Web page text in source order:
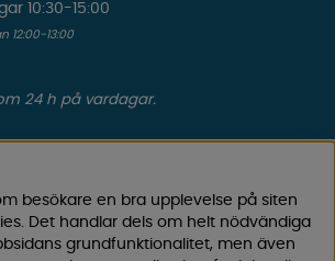
10:30-15:00
12:00-13:00
24 h på vardagar.
transportskada etc.
besökare en bra upplevelse på siten
Det handlar dels om helt nödvändiga
grundfunktionalitet, men även